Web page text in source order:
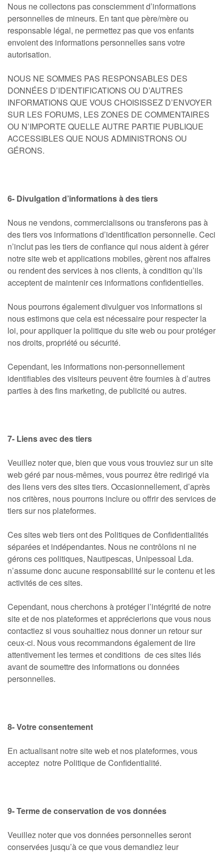
Nous ne collectons pas consciemment d’informations
personnelles de mineurs. En tant que père/mère ou
responsable légal, ne permettez pas que vos enfants
envoient des informations personnelles sans votre
autorisation.
NOUS NE SOMMES PAS RESPONSABLES DES
DONNÉES D’IDENTIFICATIONS OU D’AUTRES
INFORMATIONS QUE VOUS CHOISISSEZ D’ENVOYER
SUR LES FORUMS, LES ZONES DE COMMENTAIRES
OU N’IMPORTE QUELLE AUTRE PARTIE PUBLIQUE
ACCESSIBLES QUE NOUS ADMINISTRONS OU
GÉRONS.
6- Divulgation d’informations à des tiers
Nous ne vendons, commercialisons ou transferons pas à
des tiers vos informations d’identification personnelle. Ceci
n’inclut pas les tiers de confiance qui nous aident à gérer
notre site web et applications mobiles, gèrent nos affaires
ou rendent des services à nos clients, à condition qu’ils
acceptent de maintenir ces informations confidentielles.
Nous pourrons également divulguer vos informations si
nous estimons que cela est nécessaire pour respecter la
loi, pour appliquer la politique du site web ou pour protéger
nos droits, propriété ou sécurité.
Cependant, les informations non-personnellement
identifiables des visiteurs peuvent être fournies à d’autres
parties à des fins marketing, de publicité ou autres.
7- Liens avec des tiers
Veuillez noter que, bien que vous vous trouviez sur un site
web géré par nous-mêmes, vous pourrez être redirigé via
des liens vers des sites tiers. Occasionnellement, d’après
nos critères, nous pourrons inclure ou offrir des services de
tiers sur nos plateformes.
Ces sites web tiers ont des Politiques de Confidentialités
séparées et indépendantes. Nous ne contrôlons ni ne
gérons ces politiques, Nautipescas, Unipessoal Lda.
n’assume donc aucune responsabilité sur le contenu et les
activités de ces sites.
Cependant, nous cherchons à protéger l’intégrité de notre
site et de nos plateformes et apprécierions que vous nous
contactiez si vous souhaitiez nous donner un retour sur
ceux-ci. Nous vous recommandons également de lire
attentivement les termes et conditions de ces sites liés
avant de soumettre des informations ou données
personnelles.
8- Votre consentement
En actualisant notre site web et nos plateformes, vous
acceptez notre Politique de Confidentialité.
9- Terme de conservation de vos données
Veuillez noter que vos données personnelles seront
conservées jusqu’à ce que vous demandiez leur